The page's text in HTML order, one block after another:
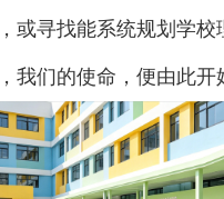
或寻找能系统规划学校
我们的使命，便由此开